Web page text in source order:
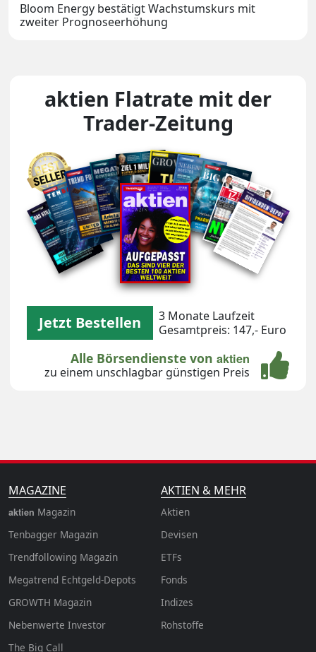
Bloom Energy bestätigt Wachstumskurs mit
zweiter Prognoseerhöhung
aktien Flatrate mit der
Trader-Zeitung
Unsere Magazin-Covers
Jetzt Bestellen
3 Monate Laufzeit
Gesamtpreis: 147,- Euro
Alle Börsendienste von aktien
zu einem unschlagbar günstigen Preis
MAGAZINE
aktien Magazin
Tenbagger Magazin
Trendfollowing Magazin
Megatrend Echtgeld-Depots
GROWTH Magazin
Nebenwerte Investor
The Big Call
AKTIEN & MEHR
Aktien
Devisen
ETFs
Fonds
Indizes
Rohstoffe